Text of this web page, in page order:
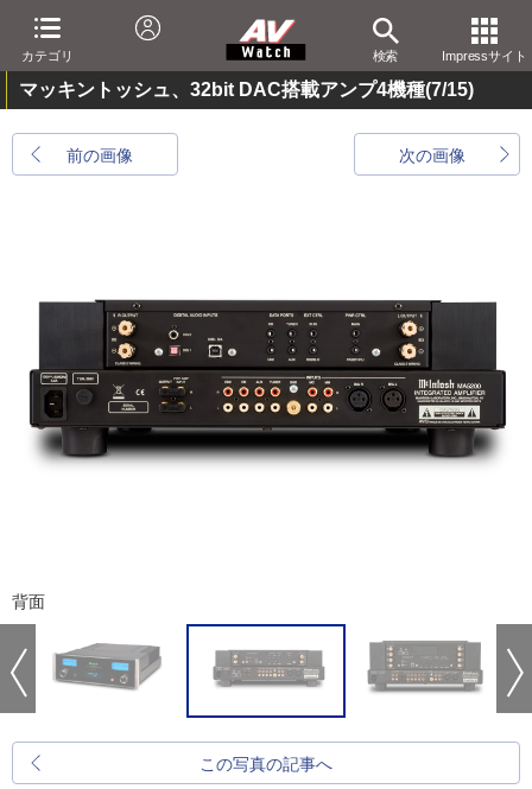
カテゴリ 検索 Impressサイト
マッキントッシュ、32bit DAC搭載アンプ4機種(7/15)
前の画像 次の画像
背面
この写真の記事へ